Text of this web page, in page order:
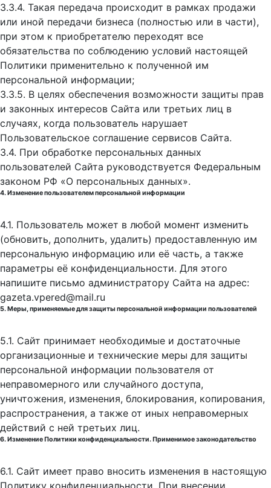
3.3.4. Такая передача происходит в рамках продажи
или иной передачи бизнеса (полностью или в части),
при этом к приобретателю переходят все
обязательства по соблюдению условий настоящей
Политики применительно к полученной им
персональной информации;
3.3.5. В целях обеспечения возможности защиты прав
и законных интересов Сайта или третьих лиц в
случаях, когда пользователь нарушает
Пользовательское соглашение сервисов Сайта.
3.4. При обработке персональных данных
пользователей Сайта руководствуется Федеральным
законом РФ «О персональных данных».
4. Изменение пользователем персональной информации
4.1. Пользователь может в любой момент изменить
(обновить, дополнить, удалить) предоставленную им
персональную информацию или её часть, а также
параметры её конфиденциальности. Для этого
напишите письмо администратору Сайта на адрес:
gazeta.vpered@mail.ru
5. Меры, применяемые для защиты персональной информации пользователей
5.1. Сайт принимает необходимые и достаточные
организационные и технические меры для защиты
персональной информации пользователя от
неправомерного или случайного доступа,
уничтожения, изменения, блокирования, копирования,
распространения, а также от иных неправомерных
действий с ней третьих лиц.
6. Изменение Политики конфиденциальности. Применимое законодательство
6.1. Сайт имеет право вносить изменения в настоящую